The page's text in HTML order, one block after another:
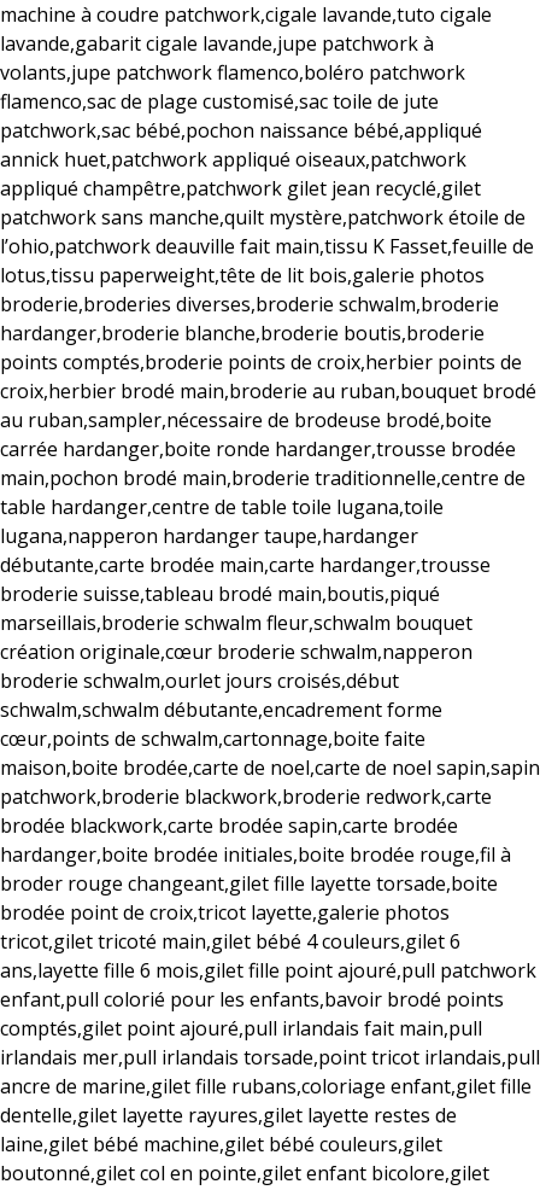
machine à coudre patchwork,cigale lavande,tuto cigale
lavande,gabarit cigale lavande,jupe patchwork à
volants,jupe patchwork flamenco,boléro patchwork
flamenco,sac de plage customisé,sac toile de jute
patchwork,sac bébé,pochon naissance bébé,appliqué
annick huet,patchwork appliqué oiseaux,patchwork
appliqué champêtre,patchwork gilet jean recyclé,gilet
patchwork sans manche,quilt mystère,patchwork étoile de
l’ohio,patchwork deauville fait main,tissu K Fasset,feuille de
lotus,tissu paperweight,tête de lit bois,galerie photos
broderie,broderies diverses,broderie schwalm,broderie
hardanger,broderie blanche,broderie boutis,broderie
points comptés,broderie points de croix,herbier points de
croix,herbier brodé main,broderie au ruban,bouquet brodé
au ruban,sampler,nécessaire de brodeuse brodé,boite
carrée hardanger,boite ronde hardanger,trousse brodée
main,pochon brodé main,broderie traditionnelle,centre de
table hardanger,centre de table toile lugana,toile
lugana,napperon hardanger taupe,hardanger
débutante,carte brodée main,carte hardanger,trousse
broderie suisse,tableau brodé main,boutis,piqué
marseillais,broderie schwalm fleur,schwalm bouquet
création originale,cœur broderie schwalm,napperon
broderie schwalm,ourlet jours croisés,début
schwalm,schwalm débutante,encadrement forme
cœur,points de schwalm,cartonnage,boite faite
maison,boite brodée,carte de noel,carte de noel sapin,sapin
patchwork,broderie blackwork,broderie redwork,carte
brodée blackwork,carte brodée sapin,carte brodée
hardanger,boite brodée initiales,boite brodée rouge,fil à
broder rouge changeant,gilet fille layette torsade,boite
brodée point de croix,tricot layette,galerie photos
tricot,gilet tricoté main,gilet bébé 4 couleurs,gilet 6
ans,layette fille 6 mois,gilet fille point ajouré,pull patchwork
enfant,pull colorié pour les enfants,bavoir brodé points
comptés,gilet point ajouré,pull irlandais fait main,pull
irlandais mer,pull irlandais torsade,point tricot irlandais,pull
ancre de marine,gilet fille rubans,coloriage enfant,gilet fille
dentelle,gilet layette rayures,gilet layette restes de
laine,gilet bébé machine,gilet bébé couleurs,gilet
boutonné,gilet col en pointe,gilet enfant bicolore,gilet